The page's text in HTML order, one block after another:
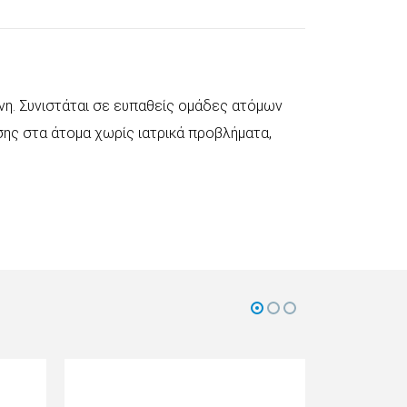
Συνιστάται σε ευπαθείς ομάδες ατόμων
στα άτομα χωρίς ιατρικά προβλήματα,